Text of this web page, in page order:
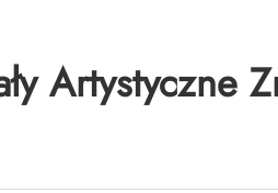
Artystyczne